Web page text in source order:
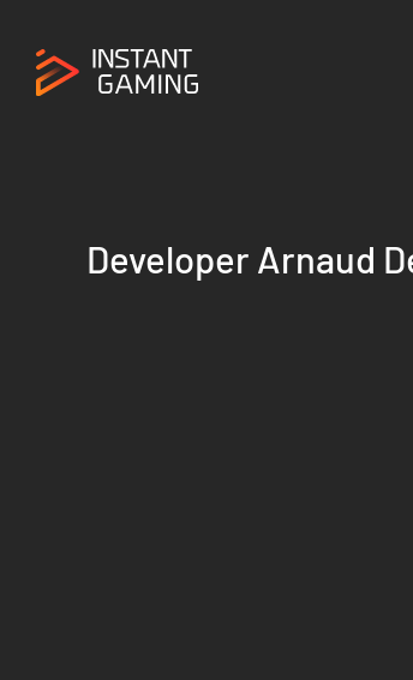
Developer Arnaud